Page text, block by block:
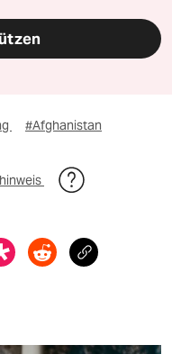
#Afghanistan